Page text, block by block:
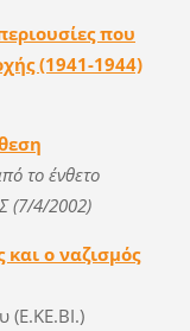
που
(1941-1944)
το ένθετο
(7/4/2002)
ο ναζισμός
(Ε.ΚΕ.ΒΙ.)